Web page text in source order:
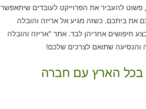
להעביר את הפרוייקט לעובדים שיתאפשר
את ביתכם. כשזה מגיע אל אריזה והובלה
חיפושים אחריהן לבד. אתר "אריזה והובלה
בכל הארץ עם חברה